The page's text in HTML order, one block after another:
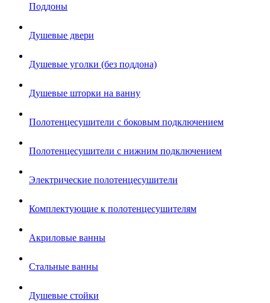
Поддоны
Душевые двери
Душевые уголки (без поддона)
Душевые шторки на ванну
Полотенцесушители с боковым подключением
Полотенцесушители с нижним подключением
Электрические полотенцесушители
Комплектующие к полотенцесушителям
Акриловые ванны
Стальные ванны
Душевые стойки